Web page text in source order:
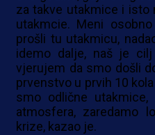
za takve utakmice i isto
utakmcie. Meni
prošli tu utakmicu,
idemo dalje, naš je
vjerujem da smo došli
prvenstvo u prvih 10
smo odlične
atmosfera, zaredamo
krize, kazao je.